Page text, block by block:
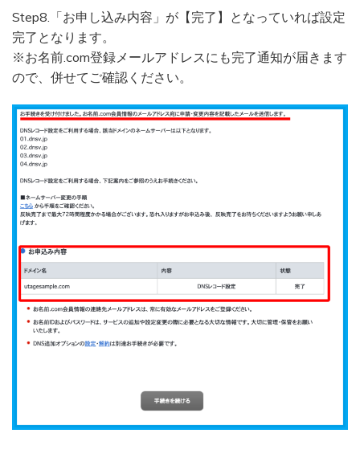
Step8.「お申し込み内容」が【完了】となっていれば設定
完了となります。
※お名前.com登録メールアドレスにも完了通知が届きます
ので、併せてご確認ください。